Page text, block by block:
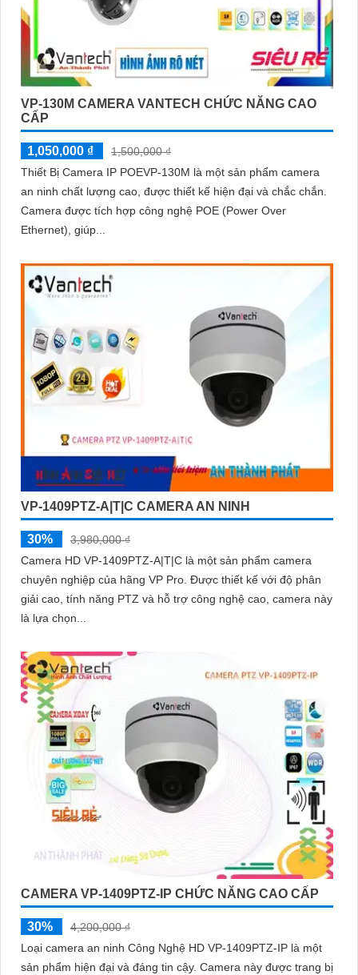
VP-130M CAMERA VANTECH CHỨC NĂNG CAO
CẤP
1,050,000 ₫
1,500,000 ₫
Thiết Bị Camera IP POEVP-130M là một sản phẩm camera
an ninh chất lượng cao, được thiết kế hiện đại và chắc chắn.
Camera được tích hợp công nghệ POE (Power Over
Ethernet), giúp...
VP-1409PTZ-A|T|C CAMERA AN NINH
30%
3,980,000 ₫
Camera HD VP-1409PTZ-A|T|C là một sản phẩm camera
chuyên nghiệp của hãng VP Pro. Được thiết kế với độ phân
giải cao, tính năng PTZ và hỗ trợ công nghệ cao, camera này
là lựa chọn...
CAMERA VP-1409PTZ-IP CHỨC NĂNG CAO CẤP
30%
4,200,000 ₫
Loại camera an ninh Công Nghệ HD VP-1409PTZ-IP là một
sản phẩm hiện đại và đáng tin cậy. Camera này được trang bị